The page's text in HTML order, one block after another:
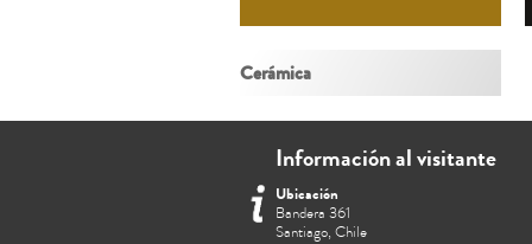
Cerámica
Información al visitante
Ubicación
Bandera 361
Santiago, Chile